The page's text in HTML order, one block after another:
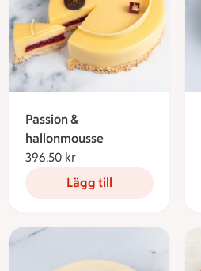
Passion &
hallonmousse
396.50 kr
Lägg till